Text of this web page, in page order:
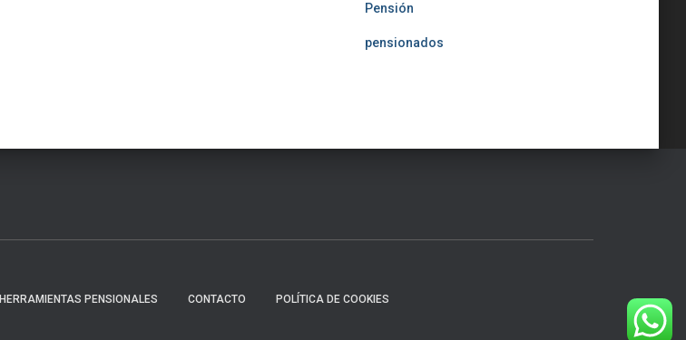
Pensión
pensionados
HERRAMIENTAS PENSIONALES CONTACTO POLÍTICA DE COOKIES